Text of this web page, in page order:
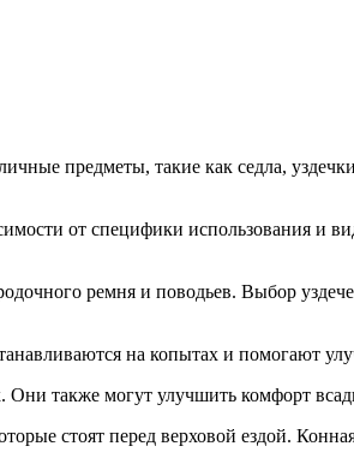
предметы, такие как седла,
от специфики использования и
ремня и поводьев. Выбор
на копытах и помогают
Они также могут улучшить комфорт
стоят перед верховой ездой.